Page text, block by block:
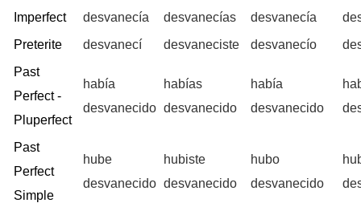
Imperfect
desvanecía desvanecías desvanecía
Preterite
desvanecí desvaneciste desvanecío
Past
Perfect -
Pluperfect
había
desvanecido
habías
desvanecido
había
desvanecido
Past
Perfect
Simple
hube
desvanecido
hubiste
desvanecido
hubo
desvanecido